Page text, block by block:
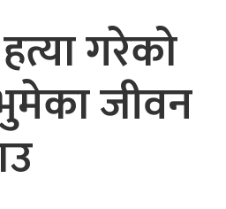
गरेको
जीवन